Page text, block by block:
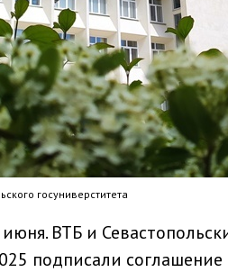
госуниверститета
ВТБ и
подписали соглашение